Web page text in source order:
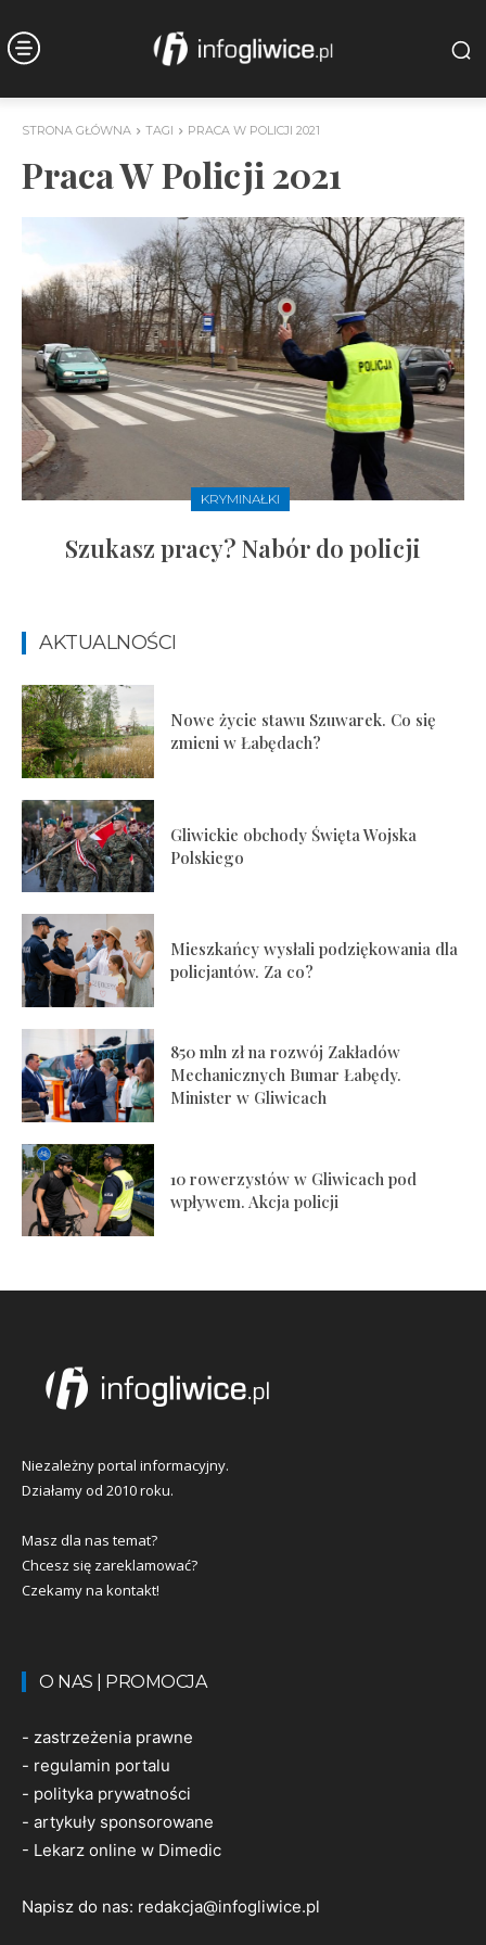
STRONA GŁÓWNA TAGI PRACA W POLICJI 2021
Praca W Policji 2021
KRYMINAŁKI
Szukasz pracy? Nabór do policji
AKTUALNOŚCI
Nowe życie stawu Szuwarek. Co się
zmieni w Łabędach?
Gliwickie obchody Święta Wojska
Polskiego
Mieszkańcy wysłali podziękowania dla
policjantów. Za co?
850 mln zł na rozwój Zakładów
Mechanicznych Bumar Łabędy.
Minister w Gliwicach
10 rowerzystów w Gliwicach pod
wpływem. Akcja policji
Niezależny portal informacyjny.
Działamy od 2010 roku.
Masz dla nas temat?
Chcesz się zareklamować?
Czekamy na kontakt!
O NAS | PROMOCJA
- zastrzeżenia prawne
- regulamin portalu
- polityka prywatności
- artykuły sponsorowane
- Lekarz online w Dimedic
Napisz do nas: redakcja@infogliwice.pl